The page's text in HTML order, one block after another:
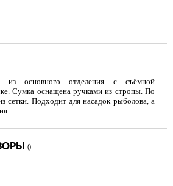
из основного отделения с съёмной
Сумка оснащена ручками из стропы. По
сетки. Подходит для насадок рыболова, а
()